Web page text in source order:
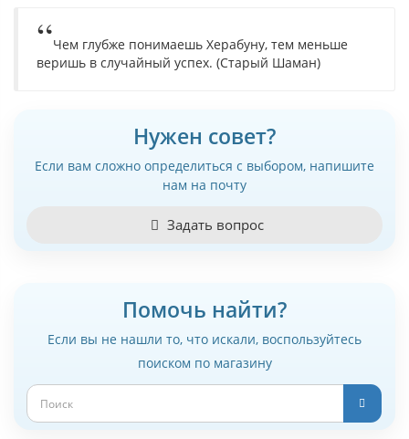
Чем глубже понимаешь Херабуну, тем меньше
веришь в случайный успех. (Старый Шаман)
Нужен совет?
Если вам сложно определиться с выбором, напишите
нам на почту
Задать вопрос
Помочь найти?
Если вы не нашли то, что искали, воспользуйтесь
поиском по магазину